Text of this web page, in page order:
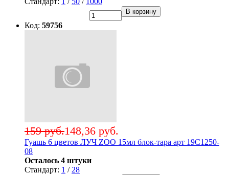
В корзину
Код: 59756
148,36 руб.
159 руб.
Гуашь 6 цветов ЛУЧ ZOO 15мл блок-тара арт 19С1250-
08
Осталось 4 штуки
Стандарт: 1 / 28